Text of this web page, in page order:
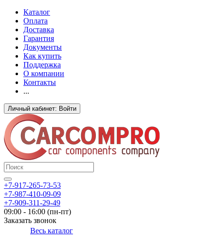
Каталог
Оплата
Доставка
Гарантия
Документы
Как купить
Поддержка
О компании
Контакты
...
Личный кабинет: Войти
+7-917-265-73-53
+7-987-410-09-09
+7-909-311-29-49
09:00 - 16:00 (пн-пт)
Заказать звонок
Весь каталог